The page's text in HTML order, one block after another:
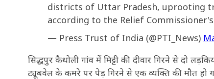
districts of Uttar Pradesh, uprooting
according to the Relief
— Press Trust of India (@PTI_News)
सिद्धपुर कैथोली गांव में मिट्टी की दीवार गिरने से दो
ट्यूबवेल के कमरे पर पेड़ गिरने से एक व्यक्ति की मौत हो